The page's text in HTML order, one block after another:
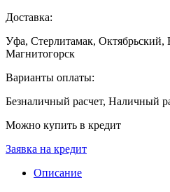
Доставка:
Уфа, Стерлитамак, Октябрьский,
Магнитогорск
Варианты оплаты:
Безналичный расчет, Наличный
Можно купить в кредит
Заявка на кредит
Описание